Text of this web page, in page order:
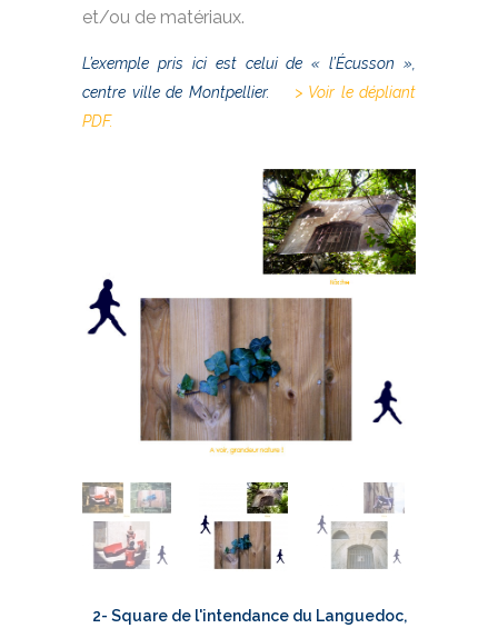
et/ou de matériaux.
L’exemple pris ici est celui de « l’Écusson »,
centre ville de Montpellier. > Voir le dépliant
PDF.
2- Square de l'intendance du Languedoc,